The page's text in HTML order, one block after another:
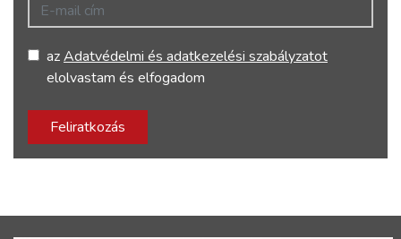
azAdatvédelmi és adatkezelési szabályzatot
elolvastam és elfogadom
Feliratkozás